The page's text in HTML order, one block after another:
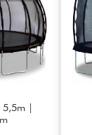
5,5m |